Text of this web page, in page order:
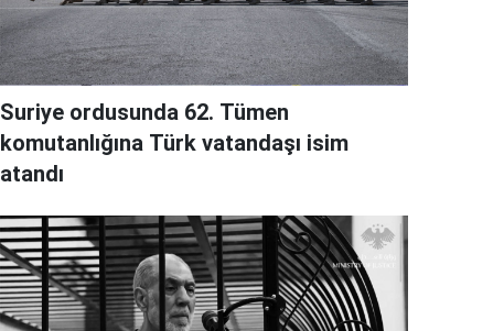
Suriye ordusunda 62. Tümen
komutanlığına Türk vatandaşı isim
atandı